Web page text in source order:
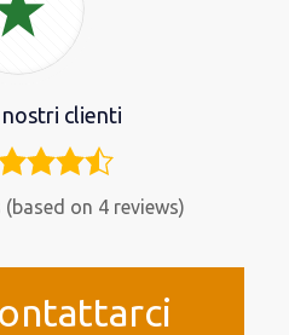
clienti
on 4 reviews)